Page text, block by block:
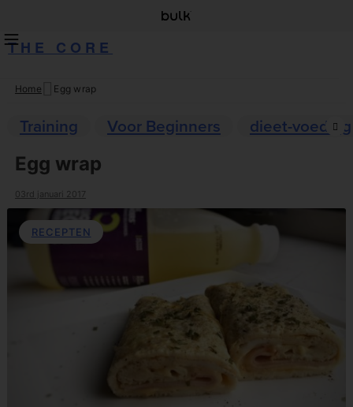
THE CORE
Skip
content
Home Egg wrap
Training Voor Beginners
dieet-voeding
Egg wrap
03rd januari 2017
RECEPTEN